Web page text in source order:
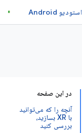
استودیو Android
در این صفحه
آنچه را که می‌توانید
با XR بسازید،
بررسی کنید